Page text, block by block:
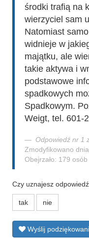
środki trafią na
wierzyciel sam
Natomiast
widnieje w
majątku, ale
takie aktywa i
podstawowe
spadkowych
Spadkowym.
Weigt, tel. 601-
Odpowiedź nr 1
Zmodyfikowano
Obejrzało: 179 osób
Czy uznajesz
tak nie
Wyślij